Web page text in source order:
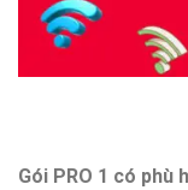
Gói PRO 1 có phù